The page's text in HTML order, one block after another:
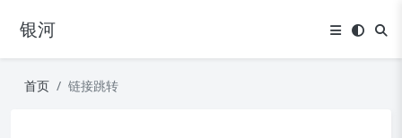
银河
首页 链接跳转